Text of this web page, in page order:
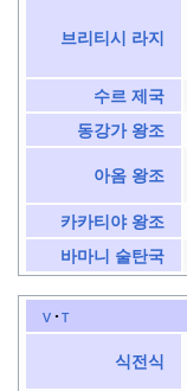
브리티시 라지
수르 제국
동강가 왕조
아옴 왕조
카카티야 왕조
바마니 술탄국
v t
식전식